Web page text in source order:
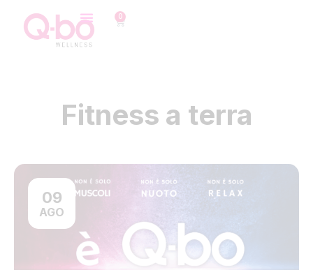
0
Fitness a terra
09
AGO